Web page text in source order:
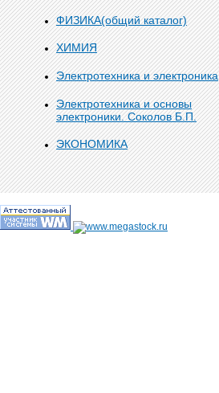
ФИЗИКА(общий каталог)
ХИМИЯ
Электротехника и электроника
Электротехника и основы
электроники. Соколов Б.П.
ЭКОНОМИКА